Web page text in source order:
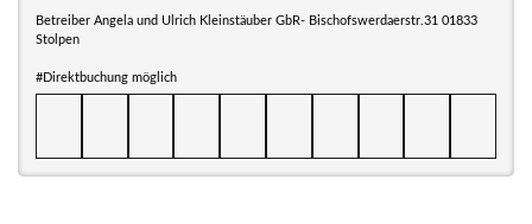
Betreiber Angela und Ulrich Kleinstäuber GbR- Bischofswerdaerstr.31 01833
Stolpen
#Direktbuchung möglich